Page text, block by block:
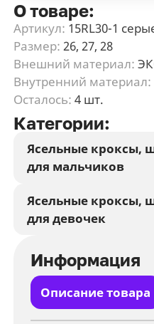
О товаре:
Артикул: 15RL30-1
Размер: 26, 27, 28
Внешний материал:
Внутренний материал:
Осталось: 4 шт.
Категории:
Ясельные кроксы,
для мальчиков
Ясельные кроксы,
для девочек
Информация
Описание товара